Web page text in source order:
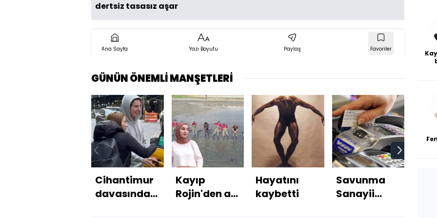
dertsiz tasasız aşar
Ana Sayfa Yazı Boyutu Paylaş Favoriler
GÜNÜN ÖNEMLİ MANŞETLERİ
Cihantimur
davasında
Kayıp
Rojin'den acı
Hayatını
kaybetti
Savunma
Sanayii